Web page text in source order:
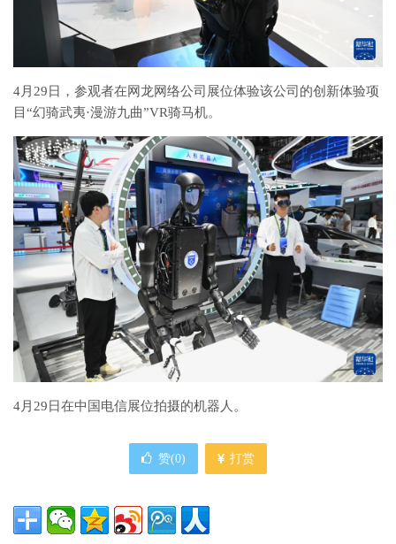
4月29日，参观者在网龙网络公司展位体验该公司的创新体验项
目“幻骑武夷·漫游九曲”VR骑马机。
4月29日在中国电信展位拍摄的机器人。
赞(0) 打赏